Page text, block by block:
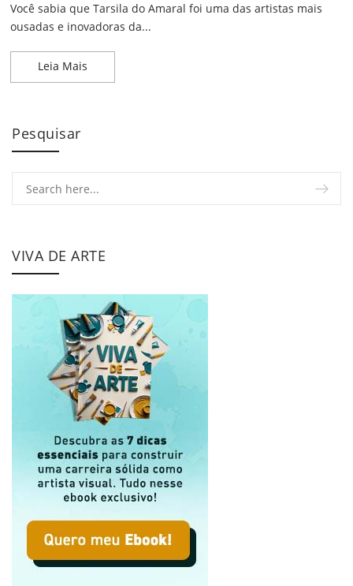
Você sabia que Tarsila do Amaral foi uma das artistas mais
ousadas e inovadoras da...
Leia Mais
Pesquisar
VIVA DE ARTE